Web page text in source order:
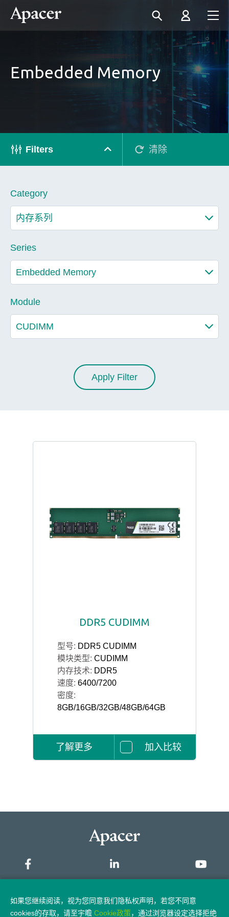
Embedded Memory
Filters 清除
Category
Series
Module
Apply Filter
DDR5 CUDIMM
型号: DDR5 CUDIMM
模块类型: CUDIMM
内存技术: DDR5
速度: 6400/7200
密度:
8GB/16GB/32GB/48GB/64GB
了解更多 加入比较
网站地图
如果您继续阅读，视为您同意我们隐私权声明，若您不同意
cookies的存取，请至宇瞻 Cookie政策，通过浏览器设定选择拒绝